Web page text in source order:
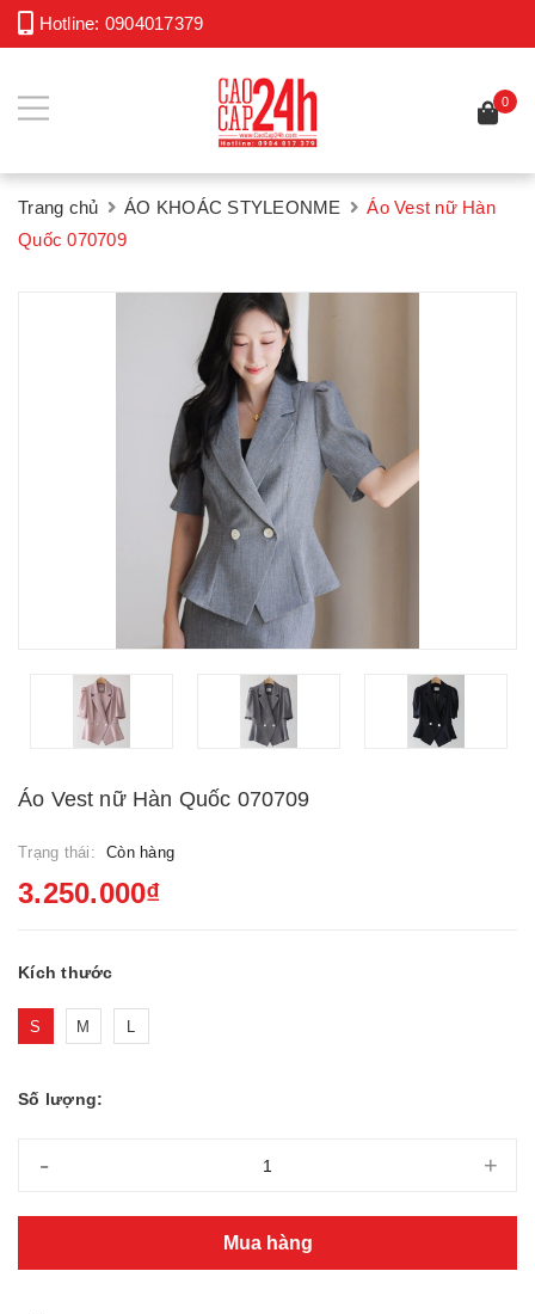
Hotline: 0904017379
0
Trang chủ ÁO KHOÁC STYLEONME
Áo Vest nữ Hàn
Quốc 070709
Áo Vest nữ Hàn Quốc 070709
Trạng thái: Còn hàng
3.250.000₫
Kích thước
S M L
Số lượng:
- +
Mua hàng